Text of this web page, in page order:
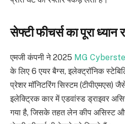
सेफ्टी फीचर्स का पूरा ध्यान
एमजी कंपनी ने 2025 MG
के लिए 6 एयर बैग्स, इलेक्ट्रॉनिक
प्रेशर माॅनिटरिंग सिस्टम (टीपीएमएस)
इलेक्ट्रिक कार में एडवांस्ड ड्राइवर
गया है, जिसके तहत लेन कीप असिस्ट